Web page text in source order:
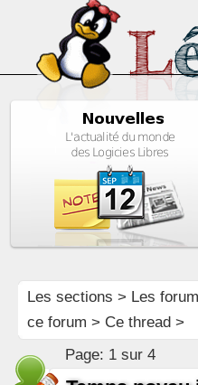
Les sections > Les
ce forum > Ce thread >
Page: 1 sur 4